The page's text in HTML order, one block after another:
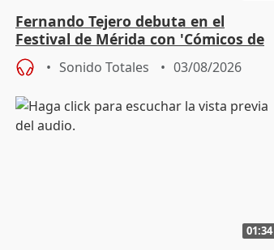
Fernando Tejero debuta en el
Festival de Mérida con 'Cómicos de
Roma': "Strabo me ha escogido"
Sonido Totales 03/08/2026
01:34